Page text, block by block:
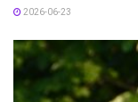
2026-06-23